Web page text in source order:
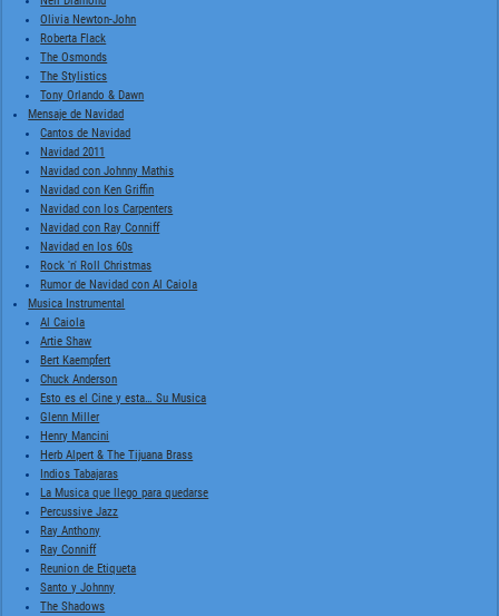
Olivia Newton-John
Roberta Flack
The Osmonds
The Stylistics
Tony Orlando & Dawn
Mensaje de Navidad
Cantos de Navidad
Navidad 2011
Navidad con Johnny Mathis
Navidad con Ken Griffin
Navidad con los Carpenters
Navidad con Ray Conniff
Navidad en los 60s
Rock 'n' Roll Christmas
Rumor de Navidad con Al Caiola
Musica Instrumental
Al Caiola
Artie Shaw
Bert Kaempfert
Chuck Anderson
Esto es el Cine y esta… Su Musica
Glenn Miller
Henry Mancini
Herb Alpert & The Tijuana Brass
Indios Tabajaras
La Musica que llego para quedarse
Percussive Jazz
Ray Anthony
Ray Conniff
Reunion de Etiqueta
Santo y Johnny
The Shadows